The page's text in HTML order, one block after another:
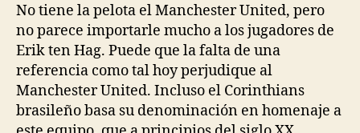
No tiene la pelota el Manchester United, pero
no parece importarle mucho a los jugadores de
Erik ten Hag. Puede que la falta de una
referencia como tal hoy perjudique al
Manchester United. Incluso el Corinthians
brasileño basa su denominación en homenaje a